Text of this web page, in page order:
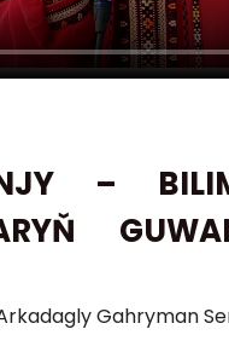
–
Gahryman